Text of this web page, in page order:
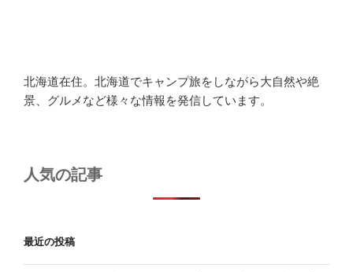
北海道在住。北海道でキャンプ旅をしながら大自然や絶
景、グルメなど様々な情報を発信しています。
人気の記事
最近の投稿